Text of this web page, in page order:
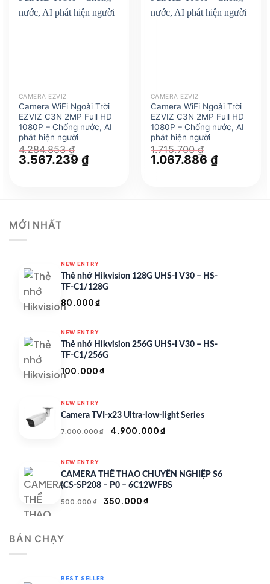
CAMERA EZVIZ
Camera WiFi Ngoài Trời
EZVIZ C3N 2MP Full HD
1080P – Chống nước, AI
phát hiện người
4.284.853₫
Giá
gốc
3.567.239 ₫Giá
hiện
CAMERA EZVIZ
Camera WiFi Ngoài Trời
EZVIZ C3N 2MP Full HD
1080P – Chống nước, AI
phát hiện người
1.715.700₫
Giá
gốc
1.067.886 ₫Giá
hiện
MỚI NHẤT
NEW ENTRY
Thẻ nhớ Hikvision 128G UHS-I V30 – HS-
TF-C1/128G
80.000₫
NEW ENTRY
Thẻ nhớ Hikvision 256G UHS-I V30 – HS-
TF-C1/256G
100.000₫
NEW ENTRY
Camera TVI-x23 Ultra-low-light Series
7.000.000₫
Giá
7.000.000 ₫.
4.900.000₫
là:
4.900.000 ₫.
NEW ENTRY
CAMERA THỂ THAO CHUYÊN NGHIỆP S6
(CS-SP208 – P0 – 6C12WFBS
500.000₫
Giá
350.000₫
BÁN CHẠY
BEST SELLER